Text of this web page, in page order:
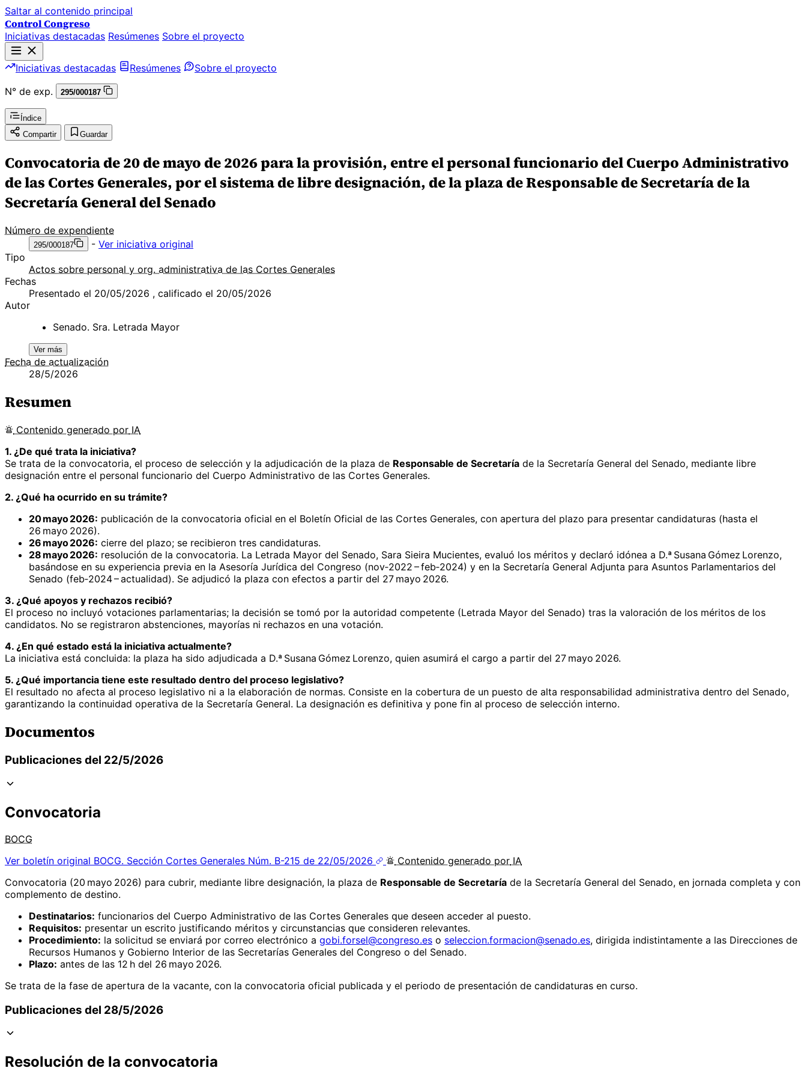
Saltar al contenido principal
Control Congreso
Iniciativas destacadas Resúmenes Sobre el proyecto
Iniciativas destacadas Resúmenes
Sobre el proyecto
N° de exp.
295/000187
Índice
Compartir
Guardar
Convocatoria de 20 de mayo de 2026 para la provisión, entre el personal funcionario del Cuerpo Administrativo
de las Cortes Generales, por el sistema de libre designación, de la plaza de Responsable de Secretaría de la
Secretaría General del Senado
Número de expendiente
295/000187 - Ver iniciativa original
Tipo
Actos sobre personal y org. administrativa de las Cortes Generales
Fechas
Presentado el 20/05/2026 , calificado el 20/05/2026
Autor
Senado. Sra. Letrada Mayor
Ver más
Fecha de actualización
28/5/2026
Resumen
Contenido generado por IA
1. ¿De qué trata la iniciativa?
Se trata de la convocatoria, el proceso de selección y la adjudicación de la plaza de Responsable de Secretaría de la Secretaría General del Senado, mediante libre
designación entre el personal funcionario del Cuerpo Administrativo de las Cortes Generales.
2. ¿Qué ha ocurrido en su trámite?
20 mayo 2026: publicación de la convocatoria oficial en el Boletín Oficial de las Cortes Generales, con apertura del plazo para presentar candidaturas (hasta el
26 mayo 2026).
26 mayo 2026: cierre del plazo; se recibieron tres candidaturas.
28 mayo 2026: resolución de la convocatoria. La Letrada Mayor del Senado, Sara Sieira Mucientes, evaluó los méritos y declaró idónea a D.ª Susana Gómez Lorenzo,
basándose en su experiencia previa en la Asesoría Jurídica del Congreso (nov‑2022 – feb‑2024) y en la Secretaría General Adjunta para Asuntos Parlamentarios del
Senado (feb‑2024 – actualidad). Se adjudicó la plaza con efectos a partir del 27 mayo 2026.
3. ¿Qué apoyos y rechazos recibió?
El proceso no incluyó votaciones parlamentarias; la decisión se tomó por la autoridad competente (Letrada Mayor del Senado) tras la valoración de los méritos de los
candidatos. No se registraron abstenciones, mayorías ni rechazos en una votación.
4. ¿En qué estado está la iniciativa actualmente?
La iniciativa está concluida: la plaza ha sido adjudicada a D.ª Susana Gómez Lorenzo, quien asumirá el cargo a partir del 27 mayo 2026.
5. ¿Qué importancia tiene este resultado dentro del proceso legislativo?
El resultado no afecta al proceso legislativo ni a la elaboración de normas. Consiste en la cobertura de un puesto de alta responsabilidad administrativa dentro del Senado,
garantizando la continuidad operativa de la Secretaría General. La designación es definitiva y pone fin al proceso de selección interno.
Documentos
Publicaciones del 22/5/2026
Convocatoria
BOCG
Ver boletín original BOCG. Sección Cortes Generales Núm. B-215 de 22/05/2026 Contenido generado por IA
Convocatoria (20 mayo 2026) para cubrir, mediante libre designación, la plaza de Responsable de Secretaría de la Secretaría General del Senado, en jornada completa y con
complemento de destino.
Destinatarios: funcionarios del Cuerpo Administrativo de las Cortes Generales que deseen acceder al puesto.
Requisitos: presentar un escrito justificando méritos y circunstancias que consideren relevantes.
Procedimiento: la solicitud se enviará por correo electrónico a gobi.forsel@congreso.es o seleccion.formacion@senado.es, dirigida indistintamente a las Direcciones de
Recursos Humanos y Gobierno Interior de las Secretarías Generales del Congreso o del Senado.
Plazo: antes de las 12 h del 26 mayo 2026.
Se trata de la fase de apertura de la vacante, con la convocatoria oficial publicada y el periodo de presentación de candidaturas en curso.
Publicaciones del 28/5/2026
Resolución de la convocatoria